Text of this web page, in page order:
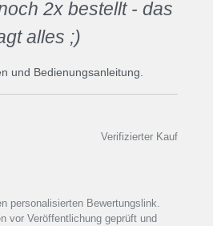
2x bestellt - das
alles ;)
und Bedienungsanleitung.
Verifizierter Kauf
personalisierten Bewertungslink.
vor Veröffentlichung geprüft und